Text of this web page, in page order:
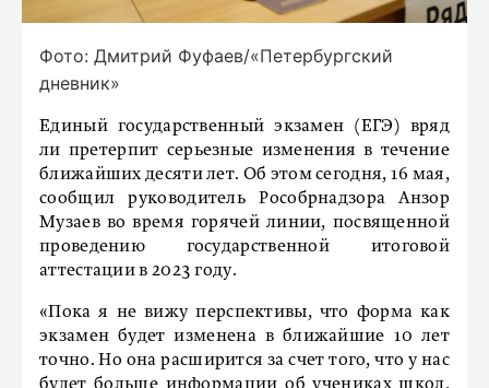
Фото: Дмитрий Фуфаев/«Петербургский
дневник»
Единый государственный экзамен (ЕГЭ) вряд
ли претерпит серьезные изменения в течение
ближайших десяти лет. Об этом сегодня, 16 мая,
сообщил руководитель Рособрнадзора Анзор
Музаев во время горячей линии, посвященной
проведению государственной итоговой
аттестации в 2023 году.
«Пока я не вижу перспективы, что форма как
экзамен будет изменена в ближайшие 10 лет
точно. Но она расширится за счет того, что у нас